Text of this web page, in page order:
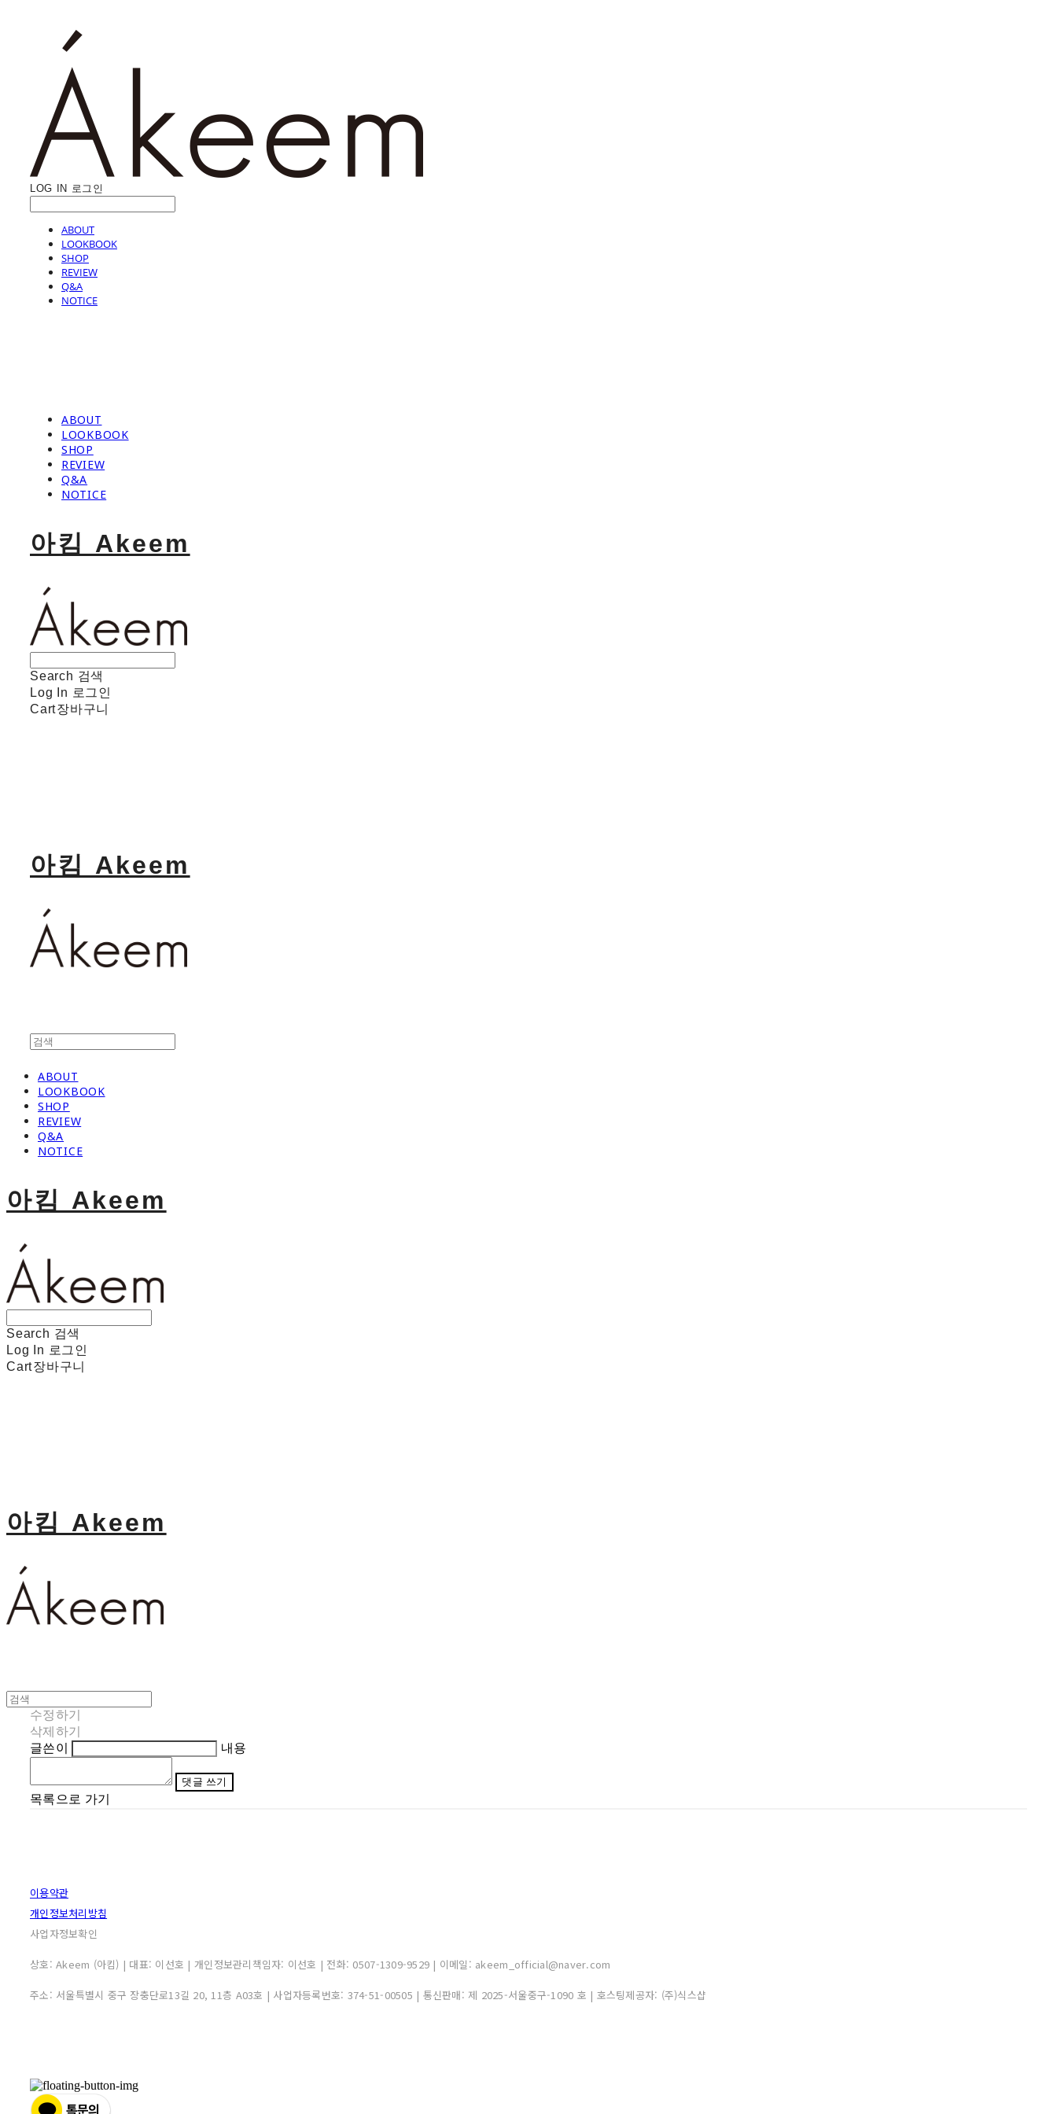
LOG IN 로그인
ABOUT
LOOKBOOK
SHOP
REVIEW
Q&A
NOTICE
ABOUT
LOOKBOOK
SHOP
REVIEW
Q&A
NOTICE
아킴 Akeem
Search 검색
Log In 로그인
Cart장바구니
아킴 Akeem
ABOUT
LOOKBOOK
SHOP
REVIEW
Q&A
NOTICE
아킴 Akeem
Search 검색
Log In 로그인
Cart장바구니
아킴 Akeem
수정하기
삭제하기
글쓴이
내용
댓글 쓰기
목록으로 가기
이용약관
개인정보처리방침
사업자정보확인
상호: Akeem (아킴) | 대표: 이선호 | 개인정보관리책임자: 이선호 | 전화: 0507-1309-9529 | 이메일: akeem_official@naver.com
주소: 서울특별시 중구 장충단로13길 20, 11층 A03호 | 사업자등록번호: 374-51-00505 | 통신판매: 제 2025-서울중구-1090 호 | 호스팅제공자: (주)식스샵